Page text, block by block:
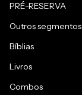
PRÉ-RESERVA
Outros segmentos
Bíblias
Livros
Combos